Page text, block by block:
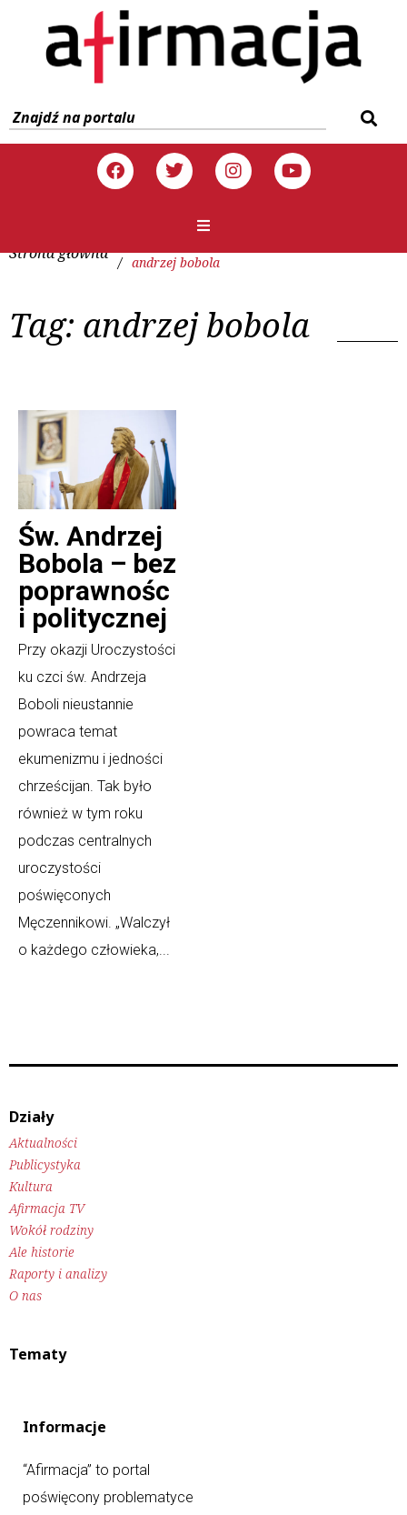
Strona główna / andrzej bobola
Tag: andrzej bobola
Św. Andrzej
Bobola – bez
poprawnośc
i politycznej
Przy okazji Uroczystości
ku czci św. Andrzeja
Boboli nieustannie
powraca temat
ekumenizmu i jedności
chrześcijan. Tak było
również w tym roku
podczas centralnych
uroczystości
poświęconych
Męczennikowi. „Walczył
o każdego człowieka,...
Działy
Aktualności
Publicystyka
Kultura
Afirmacja TV
Wokół rodziny
Ale historie
Raporty i analizy
O nas
Tematy
Informacje
“Afirmacja” to portal
poświęcony problematyce